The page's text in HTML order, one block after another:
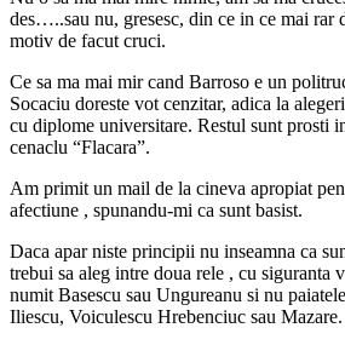
des…..sau nu, gresesc, din ce in ce mai rar
motiv de facut cruci.
Ce sa ma mai mir cand Barroso e un
Socaciu doreste vot cenzitar, adica la
cu diplome universitare. Restul sunt prosti
cenaclu “Flacara”.
Am primit un mail de la cineva apropiat
afectiune , spunandu-mi ca sunt basist.
Daca apar niste principii nu inseamna ca
trebui sa aleg intre doua rele , cu siguranta
numit Basescu sau Ungureanu si nu
Iliescu, Voiculescu Hrebenciuc sau Mazare.